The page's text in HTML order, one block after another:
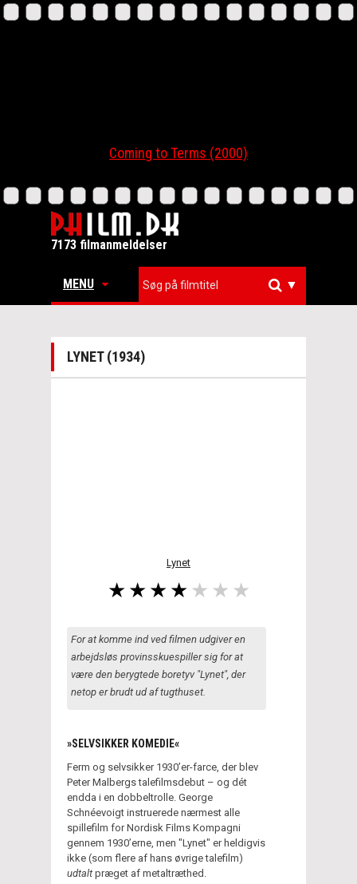
Coming to Terms (2000)
7173 filmanmeldelser
MENU ▼
LYNET (1934)
Lynet
For at komme ind ved filmen udgiver en
arbejdsløs provinsskuespiller sig for at
være den berygtede boretyv "Lynet", der
netop er brudt ud af tugthuset.
»SELVSIKKER KOMEDIE«
Ferm og selvsikker 1930’er-farce, der blev
Peter Malbergs talefilmsdebut – og dét
endda i en dobbeltrolle. George
Schnéevoigt instruerede nærmest alle
spillefilm for Nordisk Films Kompagni
gennem 1930’erne, men "Lynet" er heldigvis
ikke (som flere af hans øvrige talefilm)
udtalt præget af metaltræthed.